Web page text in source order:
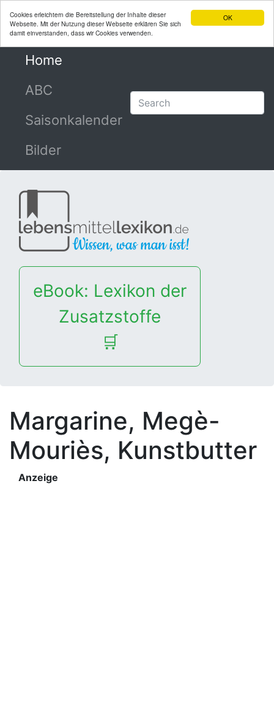
OK
Cookies erleichtern die Bereitstellung der Inhalte dieser
Webseite. Mit der Nutzung dieser Webseite erklären Sie sich
damit einverstanden, dass wir Cookies verwenden.
Home
ABC
Saisonkalender
Bilder
eBook: Lexikon der
Zusatzstoffe
🛒
Margarine, Megè-
Mouriès, Kunstbutter
Anzeige